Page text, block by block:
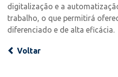
digitalização e a
trabalho, o que permitirá
diferenciado e de alta eficácia.
Voltar